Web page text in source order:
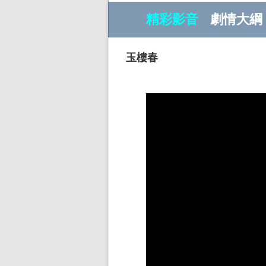
精彩影音 劇情大綱
玉樓春